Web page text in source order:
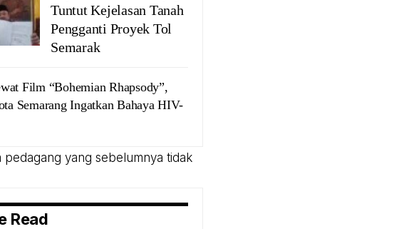
Tuntut Kejelasan Tanah
Pengganti Proyek Tol
Semarak
Film “Bohemian Rhapsody”,
Semarang Ingatkan Bahaya HIV-
pedagang yang sebelumnya tidak
Read